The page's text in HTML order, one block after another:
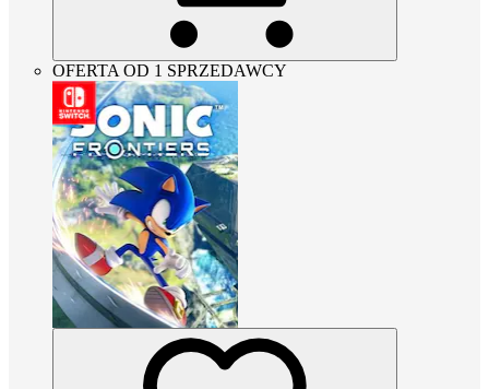
OFERTA OD 1 SPRZEDAWCY